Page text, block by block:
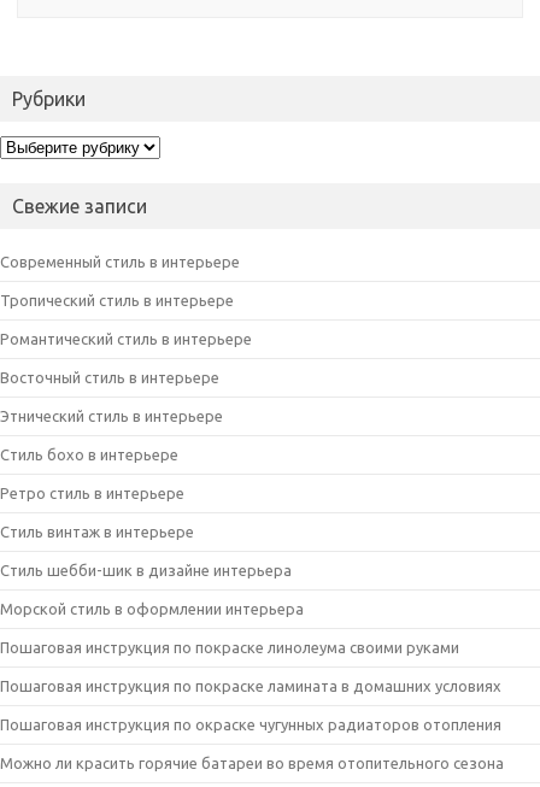
Рубрики
Рубрики
Свежие записи
Современный стиль в интерьере
Тропический стиль в интерьере
Романтический стиль в интерьере
Восточный стиль в интерьере
Этнический стиль в интерьере
Стиль бохо в интерьере
Ретро стиль в интерьере
Стиль винтаж в интерьере
Стиль шебби-шик в дизайне интерьера
Морской стиль в оформлении интерьера
Пошаговая инструкция по покраске линолеума своими руками
Пошаговая инструкция по покраске ламината в домашних условиях
Пошаговая инструкция по окраске чугунных радиаторов отопления
Можно ли красить горячие батареи во время отопительного сезона